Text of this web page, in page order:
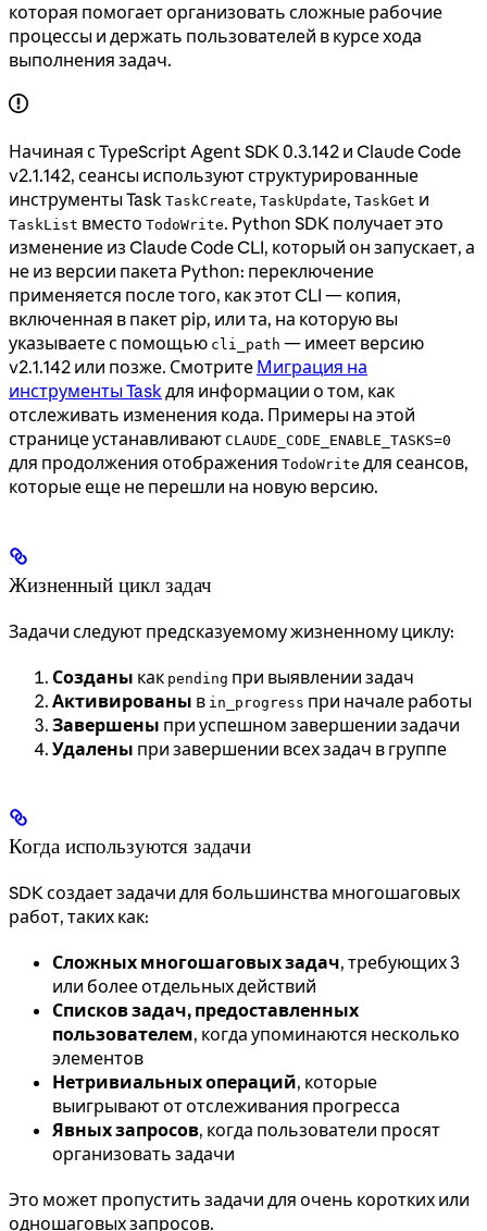
которая помогает организовать сложные рабочие
процессы и держать пользователей в курсе хода
выполнения задач.
Начиная с TypeScript Agent SDK 0.3.142 и Claude Code
v2.1.142, сеансы используют структурированные
инструменты Task TaskCreate, TaskUpdate, TaskGet и
TaskList вместо TodoWrite. Python SDK получает это
изменение из Claude Code CLI, который он запускает, а
не из версии пакета Python: переключение
применяется после того, как этот CLI — копия,
включенная в пакет pip, или та, на которую вы
указываете с помощью cli_path — имеет версию
v2.1.142 или позже. Смотрите Миграция на
инструменты Taskдля информации о том, как
отслеживать изменения кода. Примеры на этой
странице устанавливают CLAUDE_CODE_ENABLE_TASKS=0
для продолжения отображения TodoWrite для сеансов,
которые еще не перешли на новую версию.
Жизненный цикл задач
Задачи следуют предсказуемому жизненному циклу:
Созданы как pending при выявлении задач
Активированы в in_progress при начале работы
Завершены при успешном завершении задачи
Удалены при завершении всех задач в группе
Когда используются задачи
SDK создает задачи для большинства многошаговых
работ, таких как:
Сложных многошаговых задач, требующих 3
или более отдельных действий
Списков задач, предоставленных
пользователем, когда упоминаются несколько
элементов
Нетривиальных операций, которые
выигрывают от отслеживания прогресса
Явных запросов, когда пользователи просят
организовать задачи
Это может пропустить задачи для очень коротких или
одношаговых запросов.